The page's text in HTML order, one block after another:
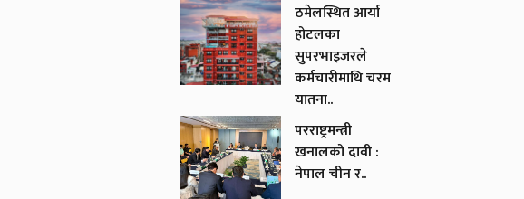
ठमेलस्थित आर्या
होटलका
सुपरभाइजरले
कर्मचारीमाथि चरम
यातना..
परराष्ट्रमन्त्री
खनालको दावी :
नेपाल चीन र..